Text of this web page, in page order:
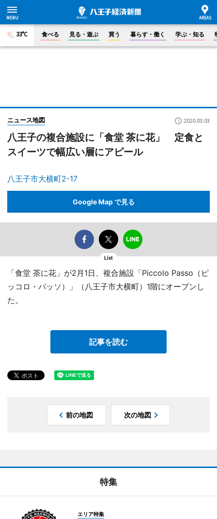
33°C 食べる 見る・遊ぶ 買う 暮らす・働く 学ぶ・知る
ニュース地図 2020.03.03
八王子の複合施設に「食堂 茶に花」 定食と
スイーツで幅広い層にアピール
八王子市大横町2-17
Google Map で見る
List
「食堂 茶に花」が2月1日、複合施設「Piccolo Passo（ピ
ッコロ・パッソ）」（八王子市大横町）1階にオープンし
た。
記事を読む
前の地図 次の地図
特集
エリア特集